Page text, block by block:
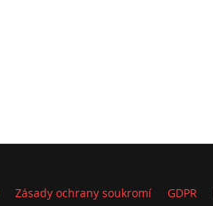
Zásady ochrany soukromí GDPR